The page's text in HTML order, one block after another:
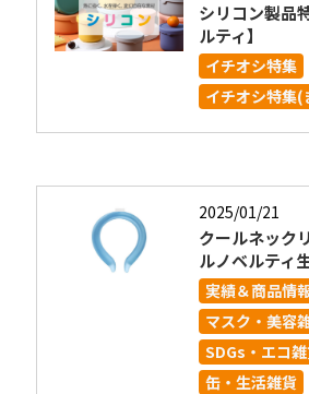
シリコン製品
ルティ】
イチオシ特集
イチオシ特集(
2025/01/21
クールネック
ルノベルティ
実績＆商品情
マスク・美容
SDGs・エコ
缶・生活雑貨